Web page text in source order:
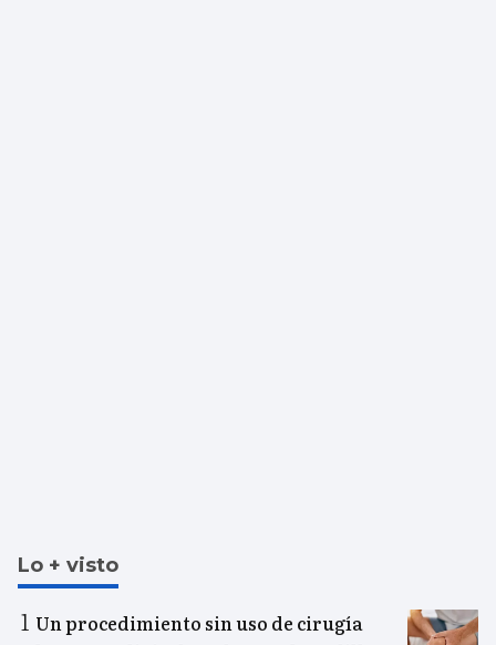
Lo + visto
Un procedimiento sin uso de cirugía